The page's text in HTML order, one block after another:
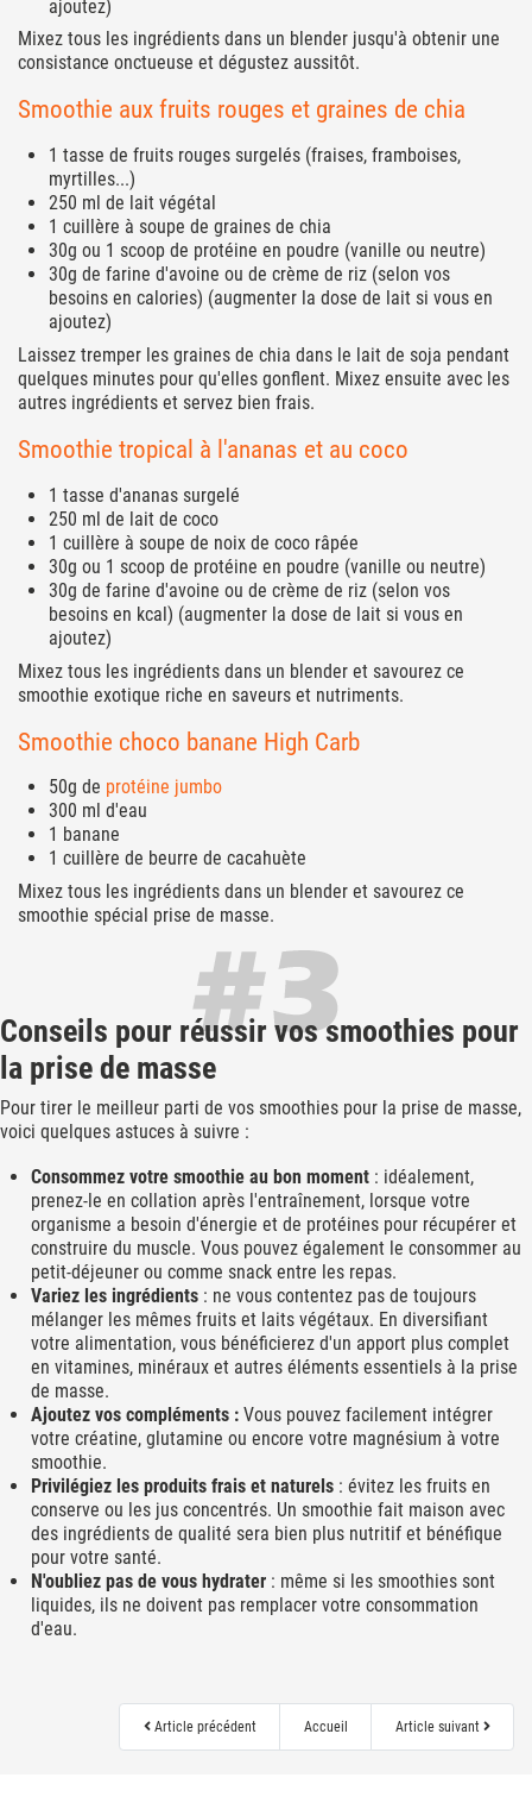
ajoutez)
Mixez tous les ingrédients dans un blender jusqu'à obtenir une
consistance onctueuse et dégustez aussitôt.
Smoothie aux fruits rouges et graines de chia
1 tasse de fruits rouges surgelés (fraises, framboises,
myrtilles...)
250 ml de lait végétal
1 cuillère à soupe de graines de chia
30g ou 1 scoop de protéine en poudre (vanille ou neutre)
30g de farine d'avoine ou de crème de riz (selon vos
besoins en calories) (augmenter la dose de lait si vous en
ajoutez)
Laissez tremper les graines de chia dans le lait de soja pendant
quelques minutes pour qu'elles gonflent. Mixez ensuite avec les
autres ingrédients et servez bien frais.
Smoothie tropical à l'ananas et au coco
1 tasse d'ananas surgelé
250 ml de lait de coco
1 cuillère à soupe de noix de coco râpée
30g ou 1 scoop de protéine en poudre (vanille ou neutre)
30g de farine d'avoine ou de crème de riz (selon vos
besoins en kcal) (augmenter la dose de lait si vous en
ajoutez)
Mixez tous les ingrédients dans un blender et savourez ce
smoothie exotique riche en saveurs et nutriments.
Smoothie choco banane High Carb
50g de protéine jumbo
300 ml d'eau
1 banane
1 cuillère de beurre de cacahuète
Mixez tous les ingrédients dans un blender et savourez ce
smoothie spécial prise de masse.
Conseils pour réussir vos smoothies pour
la prise de masse
Pour tirer le meilleur parti de vos smoothies pour la prise de masse,
voici quelques astuces à suivre :
Consommez votre smoothie au bon moment : idéalement,
prenez-le en collation après l'entraînement, lorsque votre
organisme a besoin d'énergie et de protéines pour récupérer et
construire du muscle. Vous pouvez également le consommer au
petit-déjeuner ou comme snack entre les repas.
Variez les ingrédients : ne vous contentez pas de toujours
mélanger les mêmes fruits et laits végétaux. En diversifiant
votre alimentation, vous bénéficierez d'un apport plus complet
en vitamines, minéraux et autres éléments essentiels à la prise
de masse.
Ajoutez vos compléments : Vous pouvez facilement intégrer
votre créatine, glutamine ou encore votre magnésium à votre
smoothie.
Privilégiez les produits frais et naturels : évitez les fruits en
conserve ou les jus concentrés. Un smoothie fait maison avec
des ingrédients de qualité sera bien plus nutritif et bénéfique
pour votre santé.
N'oubliez pas de vous hydrater : même si les smoothies sont
liquides, ils ne doivent pas remplacer votre consommation
d'eau.
Article précédent Accueil Article suivant